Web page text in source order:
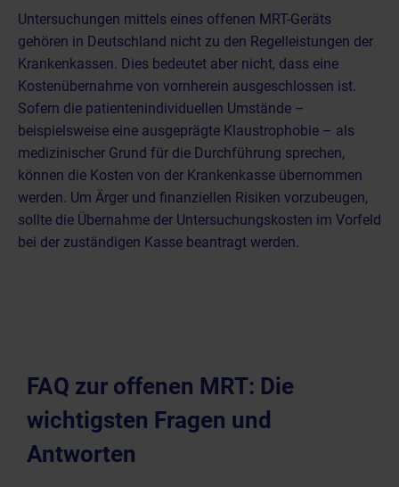
Untersuchungen mittels eines offenen MRT-Geräts
gehören in Deutschland nicht zu den Regelleistungen der
Krankenkassen. Dies bedeutet aber nicht, dass eine
Kostenübernahme von vornherein ausgeschlossen ist.
Sofern die patientenindividuellen Umstände –
beispielsweise eine ausgeprägte Klaustrophobie – als
medizinischer Grund für die Durchführung sprechen,
können die Kosten von der Krankenkasse übernommen
werden. Um Ärger und finanziellen Risiken vorzubeugen,
sollte die Übernahme der Untersuchungskosten im Vorfeld
bei der zuständigen Kasse beantragt werden.
FAQ zur offenen MRT: Die
wichtigsten Fragen und
Antworten